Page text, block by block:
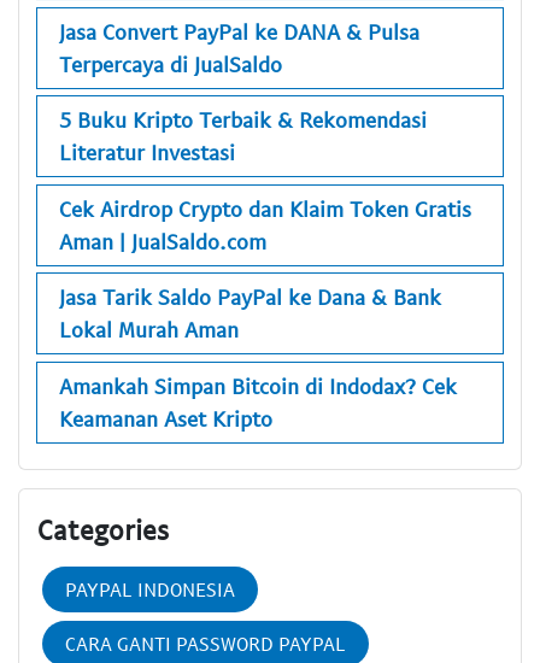
Jasa Convert PayPal ke DANA & Pulsa
Terpercaya di JualSaldo
5 Buku Kripto Terbaik & Rekomendasi
Literatur Investasi
Cek Airdrop Crypto dan Klaim Token Gratis
Aman | JualSaldo.com
Jasa Tarik Saldo PayPal ke Dana & Bank
Lokal Murah Aman
Amankah Simpan Bitcoin di Indodax? Cek
Keamanan Aset Kripto
Categories
PAYPAL INDONESIA
CARA GANTI PASSWORD PAYPAL